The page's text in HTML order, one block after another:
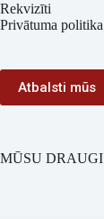
Rekvizīti
Privātuma politika
Atbalsti mūs
MŪSU DRAUGI